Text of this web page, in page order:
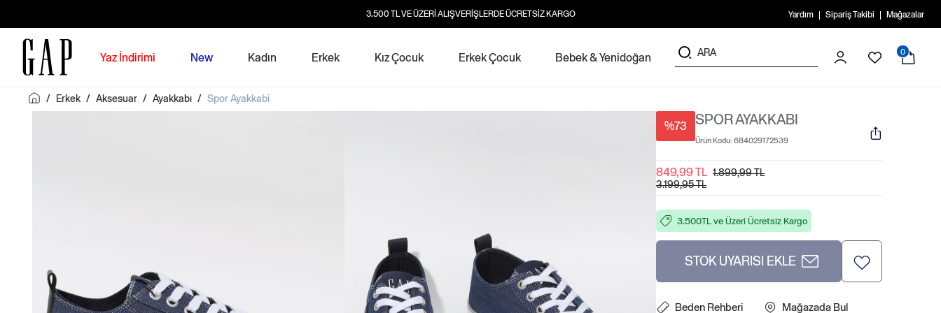
3.500 TL VE ÜZERİ ALIŞVERİŞLERDE ÜCRETSİZ KARGO Yardım Sipariş Takibi Mağazalar
Yaz İndirimi New Kadın Erkek Kız Çocuk Erkek Çocuk Bebek & Yenidoğan 0
/ Erkek / Aksesuar / Ayakkabı / Spor Ayakkabi
%73 SPOR AYAKKABI
Ürün Kodu: 684029172539
849,99 TL 1.899,99 TL
3.199,95 TL
3.500TL ve Üzeri Ücretsiz Kargo
STOK UYARISI EKLE
Beden Rehberi Mağazada Bul